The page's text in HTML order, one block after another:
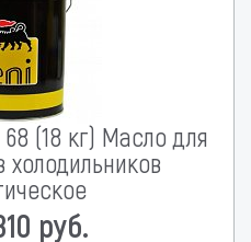
68 (18 кг) Масло для
руб.